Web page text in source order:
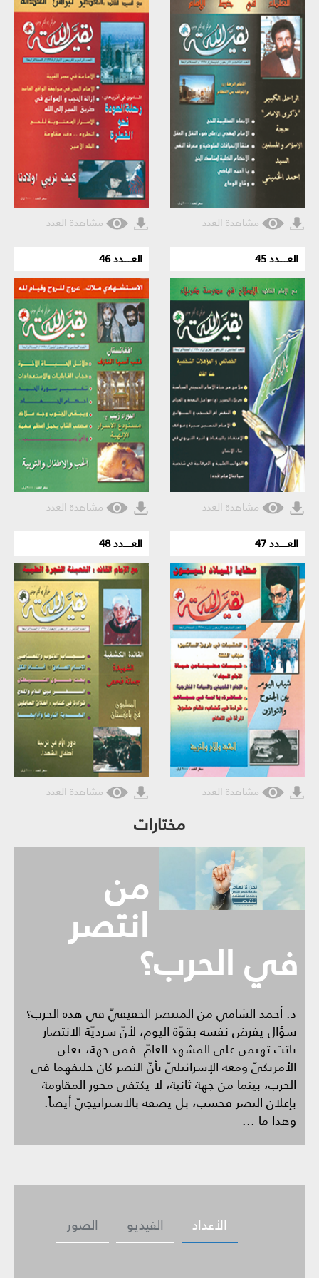
مشاهدة العدد مشاهدة العدد
العـــــدد 45
مشاهدة العدد
العـــــدد 46
مشاهدة العدد
العـــــدد 47
مشاهدة العدد
العـــــدد 48
مشاهدة العدد
مختارات
من
انتصر
في الحرب؟
د. أحمد الشامي من المنتصر الحقيقيّ في هذه الحرب؟
سؤال يفرض نفسه بقوّة اليوم، لأنّ سرديّة الانتصار
باتت تهيمن على المشهد العامّ. فمن جهة، يعلن
الأمريكيّ ومعه الإسرائيليّ بأنّ النصر كان حليفهما في
الحرب، بينما من جهة ثانية، لا يكتفي محور المقاومة
بإعلان النصر فحسب، بل يصفه بالاستراتيجيّ أيضاً.
وهذا ما ...
الصور الفيديو الأعداد